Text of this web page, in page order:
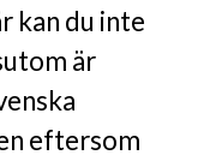
kan du inte
är
eftersom